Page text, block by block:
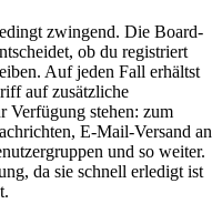
zwingend. Die Board-
ob du registriert
Auf jeden Fall erhältst
auf zusätzliche
Verfügung stehen: zum
E-Mail-Versand an
und so weiter.
da sie schnell erledigt ist